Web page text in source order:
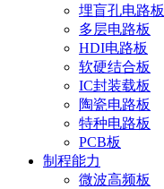
埋盲孔电路板
多层电路板
HDI电路板
软硬结合板
IC封装载板
陶瓷电路板
特种电路板
PCB板
制程能力
微波高频板